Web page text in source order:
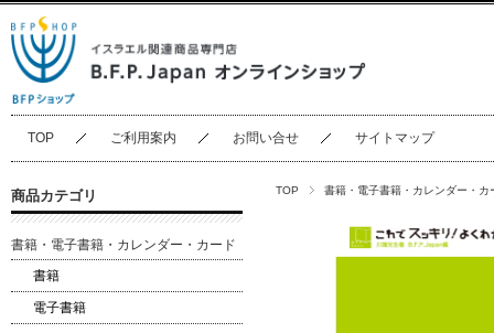
TOP ご利用案内 お問い合せ サイトマップ
TOP 書籍・電子書籍・カレンダー・カ
商品カテゴリ
書籍・電子書籍・カレンダー・カード
書籍
電子書籍